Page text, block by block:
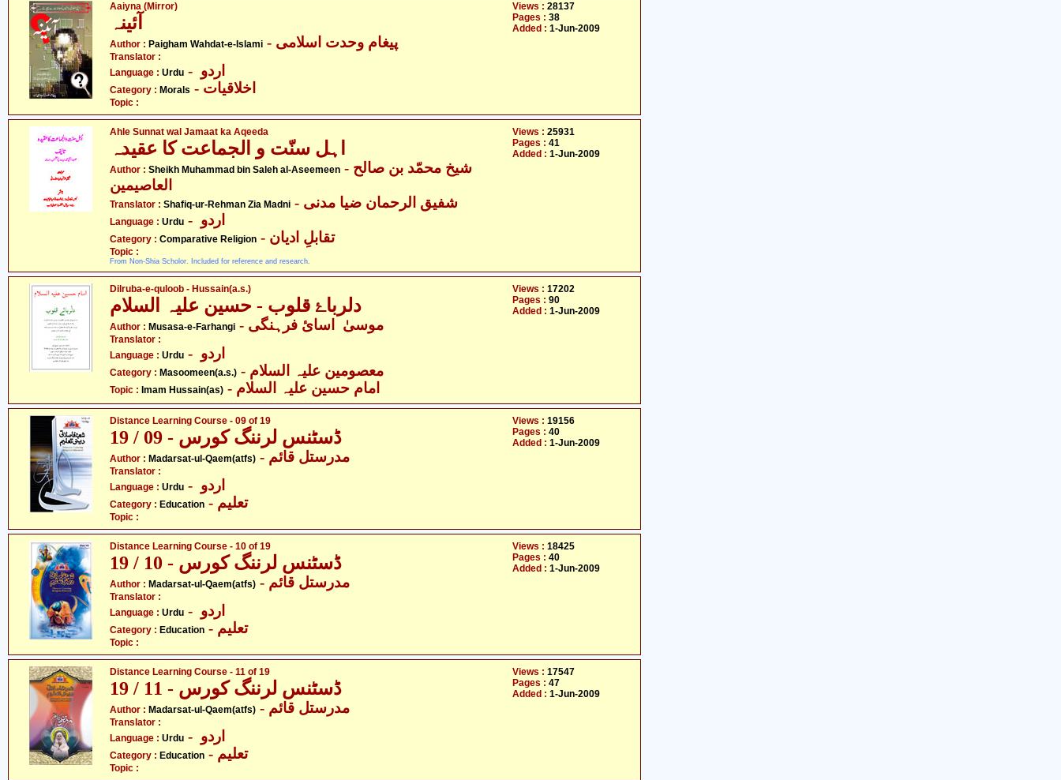
Aaiyna (Mirror)
آئینہ
Author : Paigham Wahdat-e-Islami - پیغام وحدت اسلامی
Translator :
Language : Urdu
Category : Morals - اخلاقیات
Topic :
Views : 28137
Pages : 38
Added : 1-Jun-2009
Ahle Sunnat wal Jamaat ka Aqeeda
اہل سنّت و الجماعت کا عقیدہ
Author : Sheikh Muhammad bin Saleh al-Aseemeen - شیخ محمّد بن صالح
العاصیمین
Translator : Shafiq-ur-Rehman Zia Madni
Language : Urdu
Category : Comparative Religion - تقابلِ ادیان
Topic :
From Non-Shia Scholor. Included for reference and research.
Views : 25931
Pages : 41
Added : 1-Jun-2009
Dilruba-e-quloob - Hussain(a.s.)
دلرباۓ قلوب - حسین علیہ السلام
Author : Musasa-e-Farhangi - موسیٰ اسائ فرہنگی
Translator :
Language : Urdu
Category : Masoomeen(a.s.)
Topic : Imam Hussain(as) - امام حسین علیہ السلام
Views : 17202
Pages : 90
Added : 1-Jun-2009
Distance Learning Course - 09 of 19
ڈسٹنس لرننگ کورس - 09 / 19
Author : Madarsat-ul-Qaem(atfs) - مدرستل قائم
Translator :
Language : Urdu
Category : Education - تعلیم
Topic :
Views : 19156
Pages : 40
Added : 1-Jun-2009
Distance Learning Course - 10 of 19
ڈسٹنس لرننگ کورس - 10 / 19
Author : Madarsat-ul-Qaem(atfs) - مدرستل قائم
Translator :
Language : Urdu
Category : Education - تعلیم
Topic :
Views : 18425
Pages : 40
Added : 1-Jun-2009
Distance Learning Course - 11 of 19
ڈسٹنس لرننگ کورس - 11 / 19
Author : Madarsat-ul-Qaem(atfs) - مدرستل قائم
Translator :
Language : Urdu
Category : Education - تعلیم
Topic :
Views : 17547
Pages : 47
Added : 1-Jun-2009